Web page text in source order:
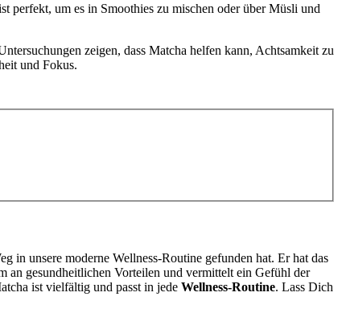
perfekt, um es in Smoothies zu mischen oder über Müsli und
zeigen, dass Matcha helfen kann, Achtsamkeit zu
und Fokus.
in unsere moderne Wellness-Routine gefunden hat. Er hat das
an gesundheitlichen Vorteilen und vermittelt ein Gefühl der
ist vielfältig und passt in jede Wellness-Routine. Lass Dich